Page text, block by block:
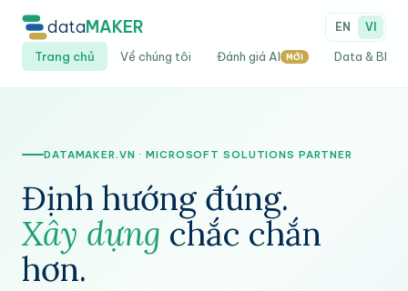
dataMAKER EN VI
Trang chủ Về chúng tôi Đánh giá AI MỚI Data & BI
DATAMAKER.VN · MICROSOFT SOLUTIONS PARTNER
Định hướng đúng.
Xây dựng chắc chắn
hơn.